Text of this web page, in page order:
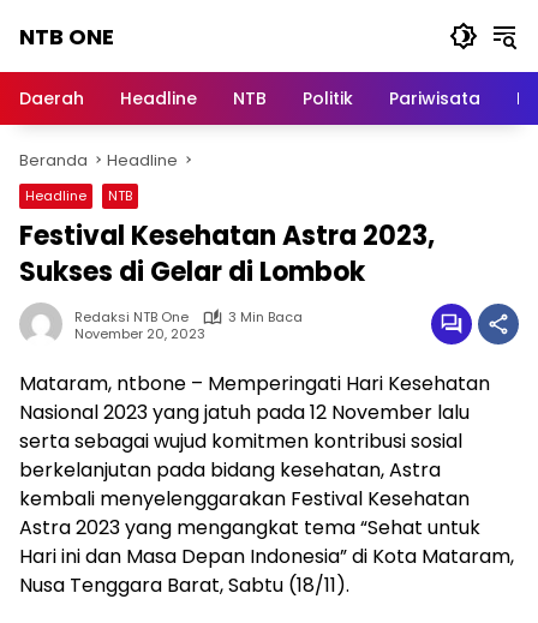
NTB ONE
dan
Berita
Lombok
Daerah Headline NTB Politik Pariwisata
Beranda Headline
Headline NTB
Festival Kesehatan Astra 2023,
Sukses di Gelar di Lombok
Redaksi NTB One
3 Min Baca
November 20, 2023
Mataram, ntbone – Memperingati Hari Kesehatan
Nasional 2023 yang jatuh pada 12 November lalu
serta sebagai wujud komitmen kontribusi sosial
berkelanjutan pada bidang kesehatan, Astra
kembali menyelenggarakan Festival Kesehatan
Astra 2023 yang mengangkat tema “Sehat untuk
Hari ini dan Masa Depan Indonesia” di Kota Mataram,
Nusa Tenggara Barat, Sabtu (18/11).